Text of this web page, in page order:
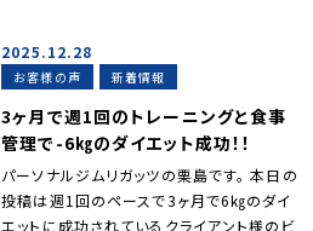
2025.12.28
お客様の声 新着情報
3ヶ月で週1回のトレーニングと食事
管理で-6㎏のダイエット成功！！
パーソナルジムリガッツの栗島です。 本日の
投稿は週1回のペースで3ヶ月で6㎏のダイ
エットに成功されているクライアント様のビ